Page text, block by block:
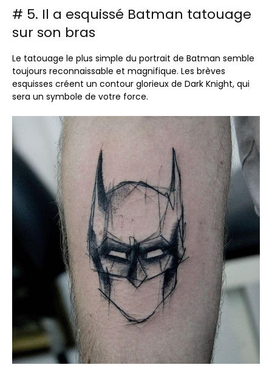
# 5. Il a esquissé Batman tatouage
sur son bras
Le tatouage le plus simple du portrait de Batman semble
toujours reconnaissable et magnifique. Les brèves
esquisses créent un contour glorieux de Dark Knight, qui
sera un symbole de votre force.